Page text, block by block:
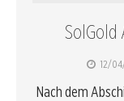
SolGold
12/
Nach dem